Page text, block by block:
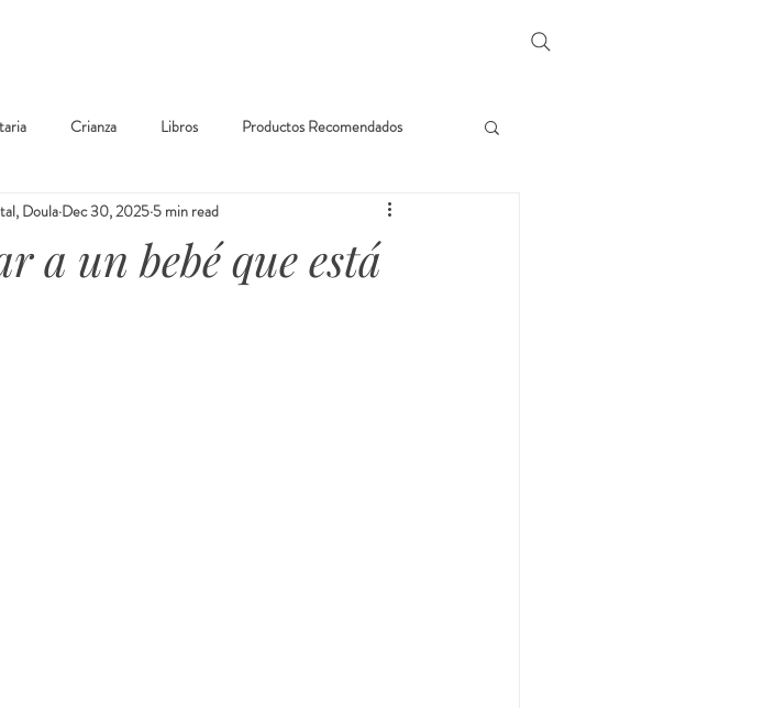
Crianza Libros Productos Recomendados
a un bebé que está
Doula Dec 30, 2025 5 min read